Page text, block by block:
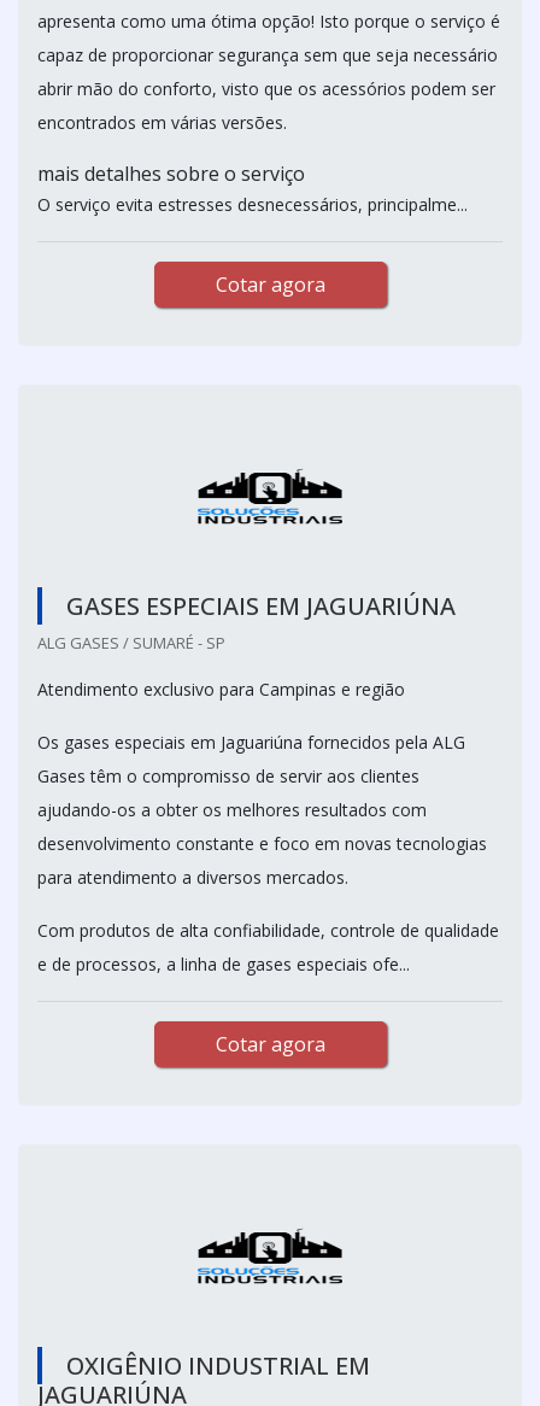
apresenta como uma ótima opção! Isto porque o serviço é
capaz de proporcionar segurança sem que seja necessário
abrir mão do conforto, visto que os acessórios podem ser
encontrados em várias versões.
mais detalhes sobre o serviço
O serviço evita estresses desnecessários, principalme...
Cotar agora
GASES ESPECIAIS EM JAGUARIÚNA
ALG GASES / SUMARÉ - SP
Atendimento exclusivo para Campinas e região
Os gases especiais em Jaguariúna fornecidos pela ALG
Gases têm o compromisso de servir aos clientes
ajudando-os a obter os melhores resultados com
desenvolvimento constante e foco em novas tecnologias
para atendimento a diversos mercados.
Com produtos de alta confiabilidade, controle de qualidade
e de processos, a linha de gases especiais ofe...
Cotar agora
OXIGÊNIO INDUSTRIAL EM
JAGUARIÚNA